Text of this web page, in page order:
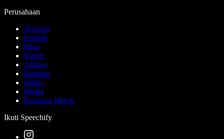
Perusahaan
Tentang
Kontak
Blog
Karier
Afiliasi
Bantuan
Status
Media
Panduan Merek
Ikuti Speechify